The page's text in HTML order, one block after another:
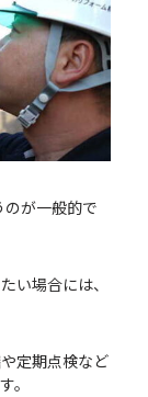
が一般的で
い場合には、
定期点検など
。